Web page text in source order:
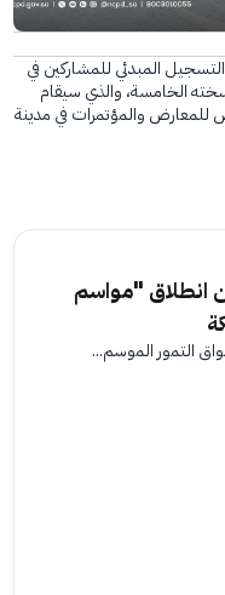
المبدئي للمشاركين في
الخامسة، والذي سيقام
بواجهة الرياض للمعارض والمؤتمرات في مدينة
انطلاق "مواسم
التمور الموسم...